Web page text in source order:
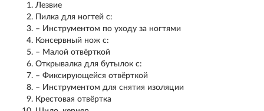
Лезвие
Пилка для ногтей с:
– Инструментом по уходу за ногтями
Консервный нож с:
– Малой отвёрткой
Открывалка для бутылок с:
– Фиксирующейся отвёрткой
– Инструментом для снятия изоляции
Крестовая отвёртка